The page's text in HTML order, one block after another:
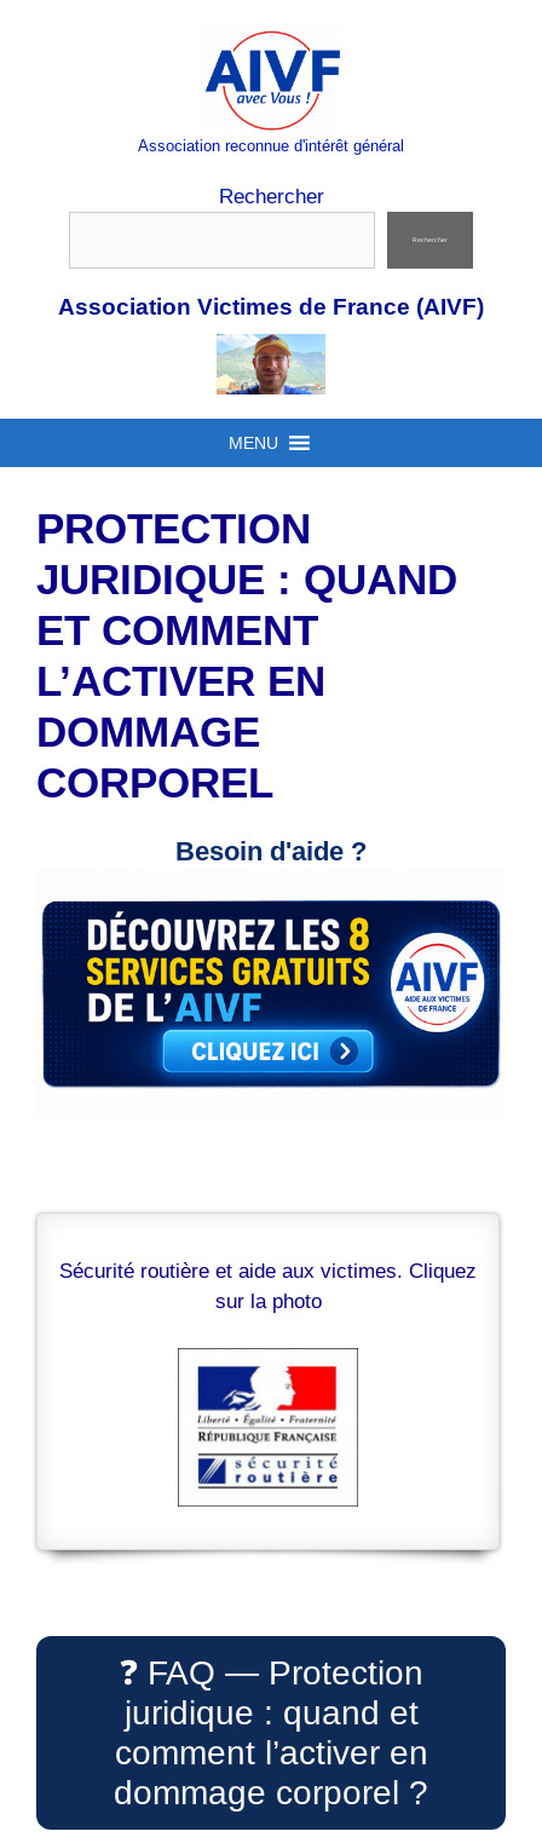
Association reconnue d'intérêt général
Rechercher
Rechercher
Association Victimes de France (AIVF)
MENU
PROTECTION
JURIDIQUE : QUAND
ET COMMENT
L’ACTIVER EN
DOMMAGE
CORPOREL
Besoin d'aide ?
Sécurité routière et aide aux victimes. Cliquez
sur la photo
❓ FAQ — Protection
juridique : quand et
comment l’activer en
dommage corporel ?